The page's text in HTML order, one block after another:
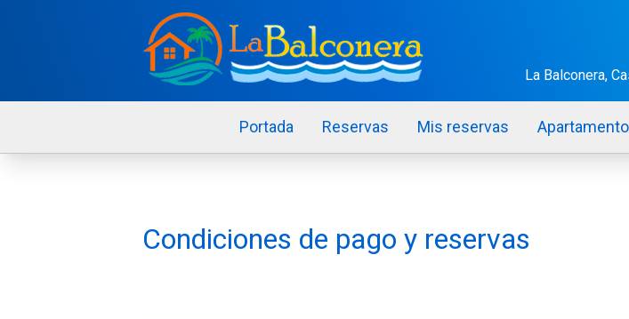
La Balconera,
Portada Reservas Mis reservas
Condiciones de pago y reservas